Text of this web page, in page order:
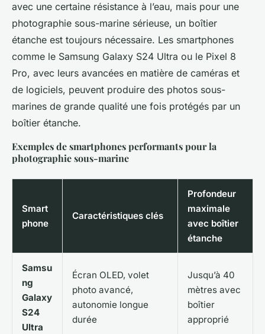
avec une certaine résistance à l’eau, mais pour une
photographie sous-marine sérieuse, un boîtier
étanche est toujours nécessaire. Les smartphones
comme le Samsung Galaxy S24 Ultra ou le Pixel 8
Pro, avec leurs avancées en matière de caméras et
de logiciels, peuvent produire des photos sous-
marines de grande qualité une fois protégés par un
boîtier étanche.
Exemples de smartphones performants pour la
photographie sous-marine
Smart
phone
Caractéristiques clés
Profondeur
maximale
avec boîtier
étanche
Samsu
ng
Galaxy
S24
Ultra
Écran OLED, volet
photo avancé,
autonomie longue
durée
Jusqu’à 40
mètres avec
boîtier
approprié